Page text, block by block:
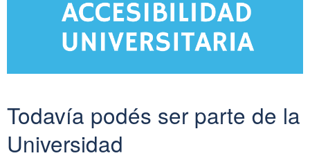
Todavía podés ser parte de la
Universidad